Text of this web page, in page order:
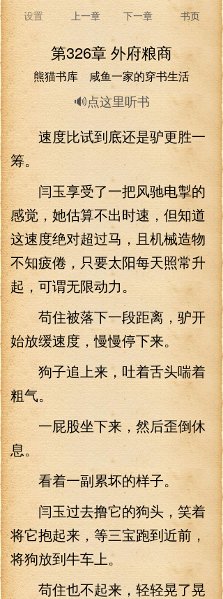
设置 上一章 下一章 书页
第326章 外府粮商
熊猫书库 咸鱼一家的穿书生活
🔊点这里听书
速度比试到底还是驴更胜一
筹。
闫玉享受了一把风驰电掣的
感觉，她估算不出时速，但知道
这速度绝对超过马，且机械造物
不知疲倦，只要太阳每天照常升
起，可谓无限动力。
苟住被落下一段距离，驴开
始放缓速度，慢慢停下来。
狗子追上来，吐着舌头喘着
粗气。
一屁股坐下来，然后歪倒休
息。
看着一副累坏的样子。
闫玉过去撸它的狗头，笑着
将它抱起来，等三宝跑到近前，
将狗放到牛车上。
苟住也不起来，轻轻晃了晃